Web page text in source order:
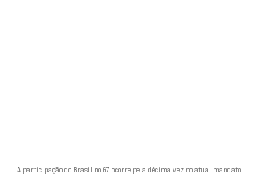
A participação do Brasil no G7 ocorre pela décima vez no atual mandato